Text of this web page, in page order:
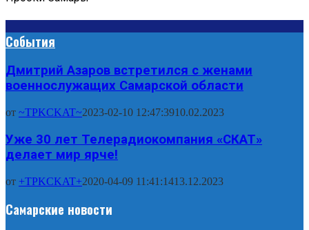
События
Дмитрий Азаров встретился с женами
военнослужащих Самарской области
от ~TPKCKAT~2023-02-10 12:47:3910.02.2023
Уже 30 лет Телерадиокомпания «СКАТ»
делает мир ярче!
от +TPKCKAT+2020-04-09 11:41:1413.12.2023
Самарские новости